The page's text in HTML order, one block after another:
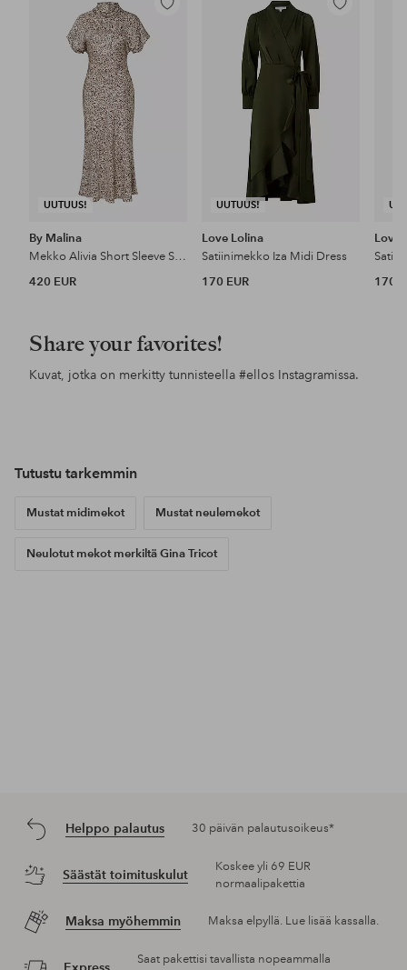
UUTUUS!
Lisää
By Malina
Mekko Alivia Short Sleeve Satin Midi Dress
420 EUR
UUTUUS!
Lisää
Love Lolina
Satiinimekko Iza Midi Dress
170 EUR
Love
170
Share your favorites!
Kuvat, jotka on merkitty tunnisteella #ellos Instagramissa.
Tutustu tarkemmin
Mustat midimekot Mustat neulemekot
Neulotut mekot merkiltä Gina Tricot
Helppo palautus 30 päivän palautusoikeus*
Säästät toimituskulut
Koskee yli 69 EUR
normaalipakettia
Maksa myöhemmin Maksa elpyllä. Lue lisää kassalla.
Saat pakettisi tavallista nopeammalla